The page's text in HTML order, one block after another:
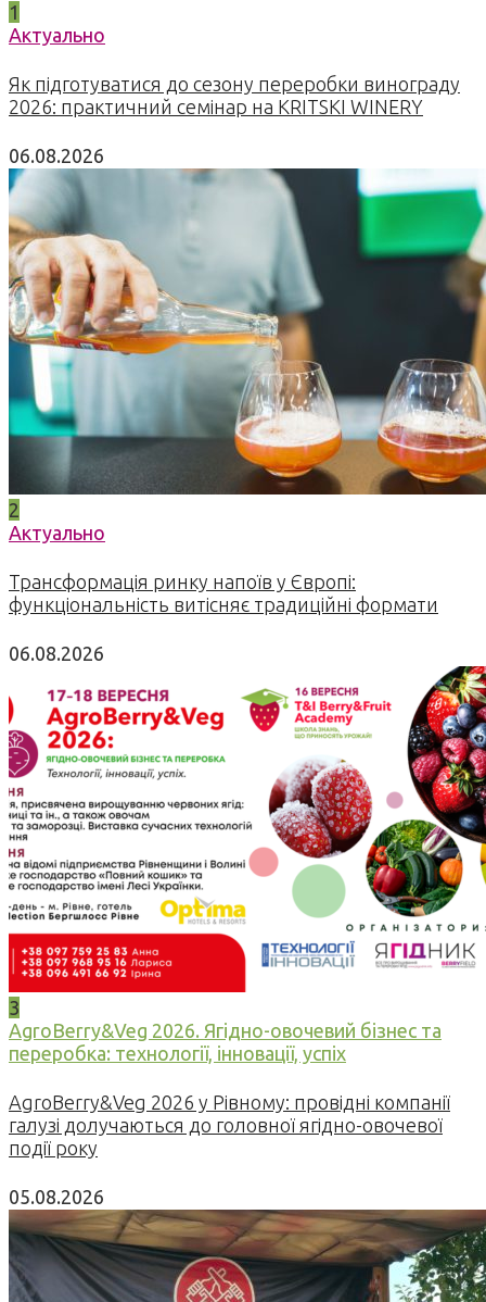
1
Актуально
Як підготуватися до сезону переробки винограду
2026: практичний семінар на KRITSKI WINERY
06.08.2026
2
Актуально
Трансформація ринку напоїв у Європі:
функціональність витісняє традиційні формати
06.08.2026
3
AgroBerry&Veg 2026. Ягідно-овочевий бізнес та
переробка: технології, інновації, успіх
AgroBerry&Veg 2026 у Рівному: провідні компанії
галузі долучаються до головної ягідно-овочевої
події року
05.08.2026